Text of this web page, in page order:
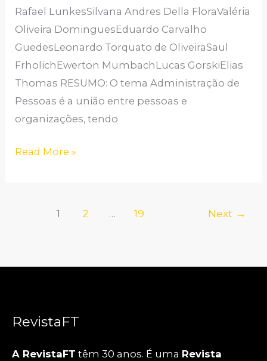
Rafael LunkesSilvana Andres Della FloraValéria
Oliveira DominguesEduardo Carvalho
GuedesLeonardo Torquato de OliveiraSaul
FrholichEwerton MumbachLucas GorskiElias
Thomas RESUMO: O tema Administração de
Pessoas é a união entre pessoas e
organizações, tendo
DA
ORGANIZAÇÃO
Read More »
1 2 … 19 Next →
RevistaFT
A RevistaFT têm 30 anos. É uma Revista